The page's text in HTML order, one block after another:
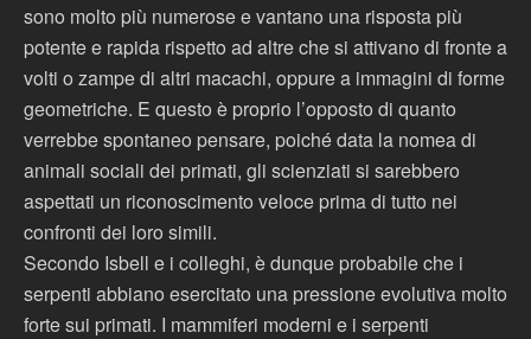
sono molto più numerose e vantano una risposta più
potente e rapida rispetto ad altre che si attivano di fronte a
volti o zampe di altri macachi, oppure a immagini di forme
geometriche. E questo è proprio l’opposto di quanto
verrebbe spontaneo pensare, poiché data la nomea di
animali sociali dei primati, gli scienziati si sarebbero
aspettati un riconoscimento veloce prima di tutto nei
confronti dei loro simili.
Secondo Isbell e i colleghi, è dunque probabile che i
serpenti abbiano esercitato una pressione evolutiva molto
forte sui primati. I mammiferi moderni e i serpenti